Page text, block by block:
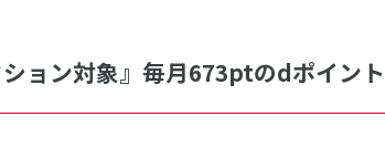
ョン対象』毎月673ptのdポイン